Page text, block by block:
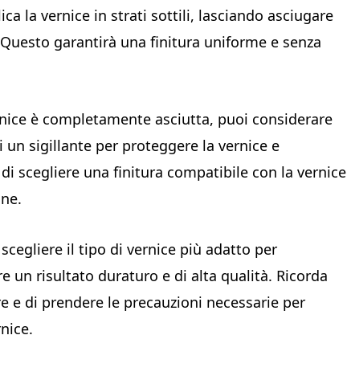
la vernice in strati sottili, lasciando asciugare
garantirà una finitura uniforme e senza
è completamente asciutta, puoi considerare
sigillante per proteggere la vernice e
scegliere una finitura compatibile con la vernice
il tipo di vernice più adatto per
un risultato duraturo e di alta qualità. Ricorda
di prendere le precauzioni necessarie per